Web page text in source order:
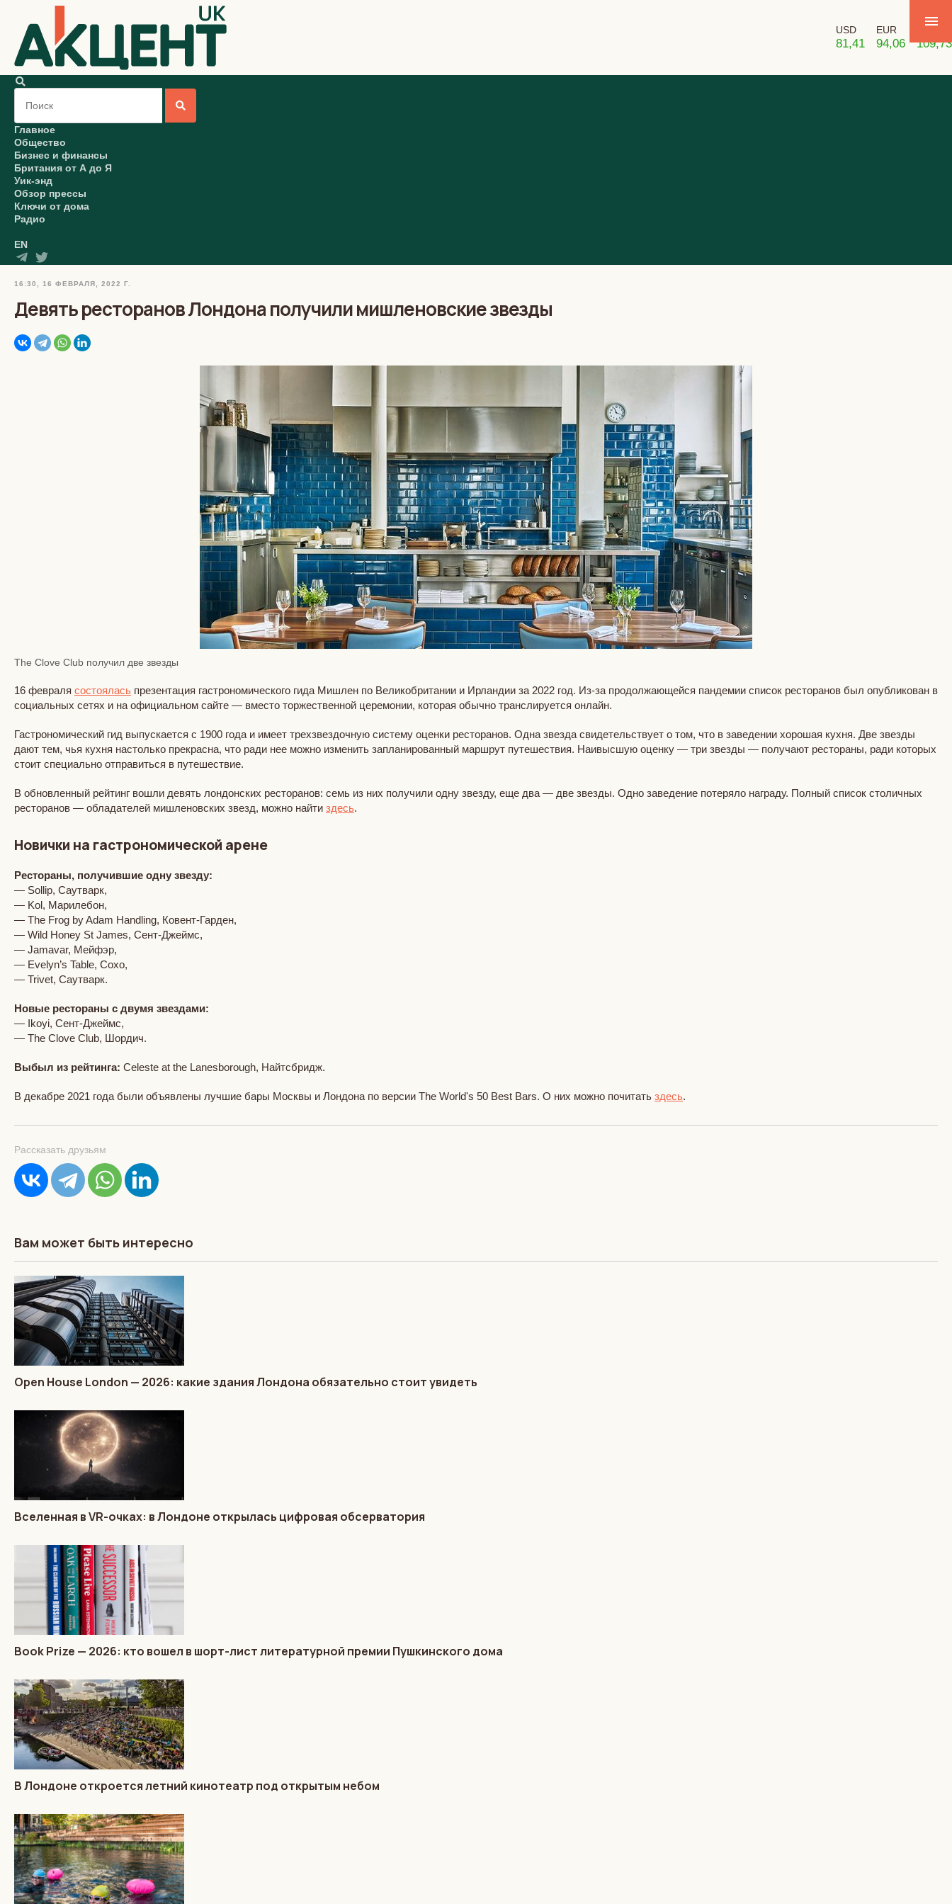
USD
81,41
EUR
94,06 109,73
Главное
Общество
Бизнес и финансы
Британия от А до Я
Уик-энд
Обзор прессы
Ключи от дома
Радио
EN
16:30, 16 ФЕВРАЛЯ, 2022 Г.
Девять ресторанов Лондона получили мишленовские звезды
The Clove Club получил две звезды
16 февраля состоялась презентация гастрономического гида Мишлен по Великобритании и Ирландии за 2022 год. Из-за продолжающейся пандемии список ресторанов был опубликован в
социальных сетях и на официальном сайте — вместо торжественной церемонии, которая обычно транслируется онлайн.
Гастрономический гид выпускается с 1900 года и имеет трехзвездочную систему оценки ресторанов. Одна звезда свидетельствует о том, что в заведении хорошая кухня. Две звезды
дают тем, чья кухня настолько прекрасна, что ради нее можно изменить запланированный маршрут путешествия. Наивысшую оценку — три звезды — получают рестораны, ради которых
стоит специально отправиться в путешествие.
В обновленный рейтинг вошли девять лондонских ресторанов: семь из них получили одну звезду, еще два — две звезды. Одно заведение потеряло награду. Полный список столичных
ресторанов — обладателей мишленовских звезд, можно найти здесь.
Новички на гастрономической арене
Рестораны, получившие одну звезду:
— Sollip, Саутварк,
— Kol, Марилебон,
— The Frog by Adam Handling, Ковент-Гарден,
— Wild Honey St James, Сент-Джеймс,
— Jamavar, Мейфэр,
— Evelyn’s Table, Сохо,
— Trivet, Саутварк.
Новые рестораны с двумя звездами:
— Ikoyi, Сент-Джеймс,
— The Clove Club, Шордич.
Выбыл из рейтинга: Celeste at the Lanesborough, Найтсбридж.
В декабре 2021 года были объявлены лучшие бары Москвы и Лондона по версии The World's 50 Best Bars. О них можно почитать здесь.
Рассказать друзьям
Вам может быть интересно
Open House London — 2026: какие здания Лондона обязательно стоит увидеть
Вселенная в VR-очках: в Лондоне открылась цифровая обсерватория
Book Prize — 2026: кто вошел в шорт-лист литературной премии Пушкинского дома
В Лондоне откроется летний кинотеатр под открытым небом